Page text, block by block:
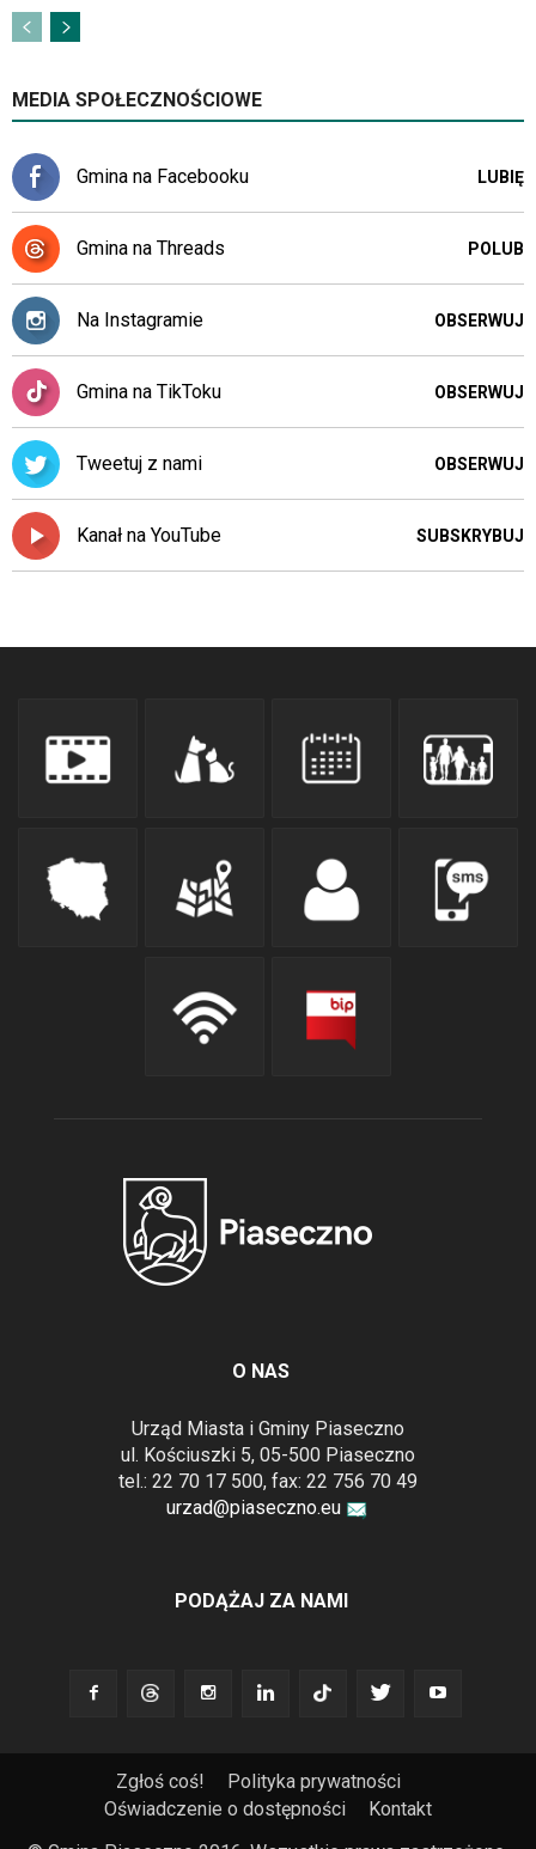
MEDIA SPOŁECZNOŚCIOWE
Gmina na Facebooku LUBIĘ
Gmina na Threads POLUB
Na Instagramie OBSERWUJ
Gmina na TikToku OBSERWUJ
Tweetuj z nami OBSERWUJ
Kanał na YouTube SUBSKRYBUJ
O NAS
Urząd Miasta i Gminy Piaseczno
ul. Kościuszki 5, 05-500 Piaseczno
tel.: 22 70 17 500, fax: 22 756 70 49
urzad@piaseczno.eu
PODĄŻAJ ZA NAMI
Zgłoś coś!
Polityka prywatności
Oświadczenie o dostępności
Kontakt